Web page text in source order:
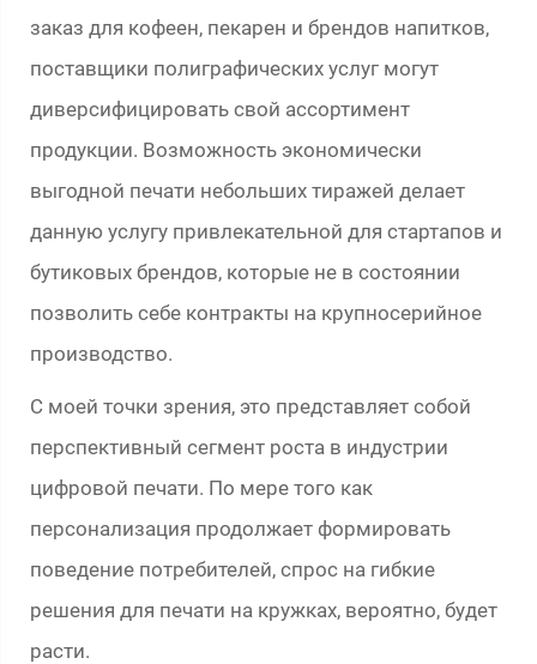
заказ для кофеен, пекарен и брендов напитков,
поставщики полиграфических услуг могут
диверсифицировать свой ассортимент
продукции. Возможность экономически
выгодной печати небольших тиражей делает
данную услугу привлекательной для стартапов и
бутиковых брендов, которые не в состоянии
позволить себе контракты на крупносерийное
производство.
С моей точки зрения, это представляет собой
перспективный сегмент роста в индустрии
цифровой печати. По мере того как
персонализация продолжает формировать
поведение потребителей, спрос на гибкие
решения для печати на кружках, вероятно, будет
расти.